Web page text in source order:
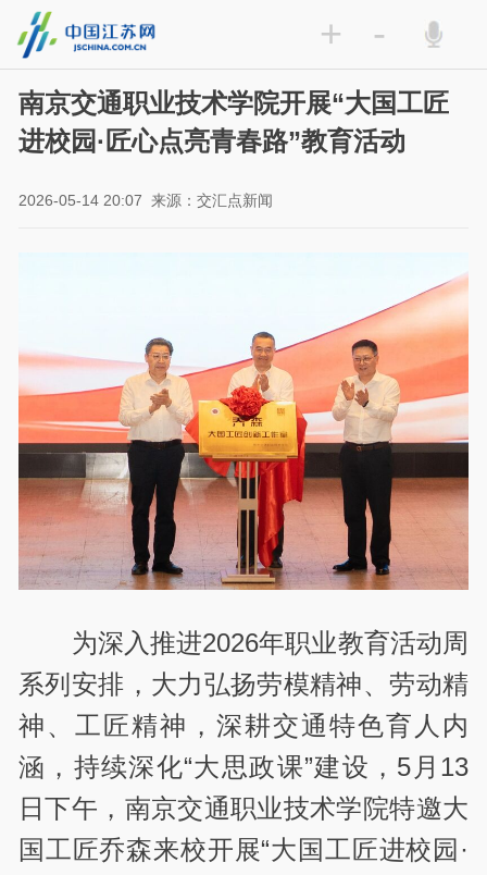
+ -
南京交通职业技术学院开展“大国工匠
进校园·匠心点亮青春路”教育活动
2026-05-14 20:07 来源：交汇点新闻
为深入推进2026年职业教育活动周
系列安排，大力弘扬劳模精神、劳动精
神、工匠精神，深耕交通特色育人内
涵，持续深化“大思政课”建设，5月13
日下午，南京交通职业技术学院特邀大
国工匠乔森来校开展“大国工匠进校园·